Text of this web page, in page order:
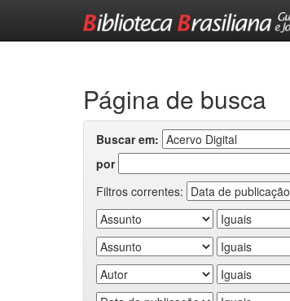
Página de busca
Buscar em:
por
Filtros correntes: